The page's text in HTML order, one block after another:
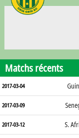
Matchs récents
2017-03-04
2017-03-09
2017-03-12 S.